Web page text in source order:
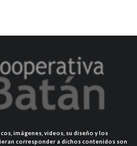
imágenes, videos, su diseño y los
corresponder a dichos contenidos son